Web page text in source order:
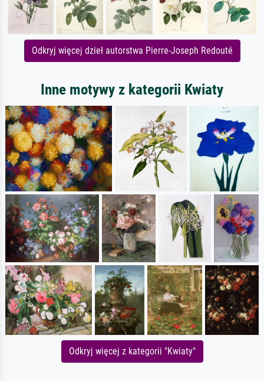
Odkryj więcej dzieł autorstwa Pierre-Joseph Redouté
Inne motywy z kategorii Kwiaty
Odkryj więcej z kategorii "Kwiaty"